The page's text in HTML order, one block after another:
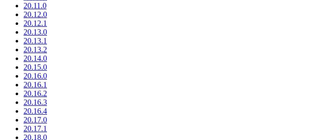
20.11.0
20.12.0
20.12.1
20.13.0
20.13.1
20.13.2
20.14.0
20.15.0
20.16.0
20.16.1
20.16.2
20.16.3
20.16.4
20.17.0
20.17.1
20.18.0